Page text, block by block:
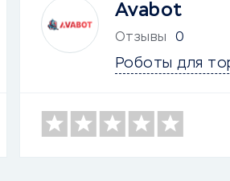
Avabot
Отзывы 0
Роботы для